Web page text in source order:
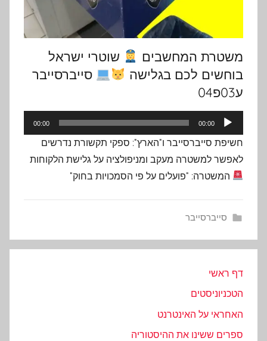
משטרת המחשבים
שוטרי ישראל
בוחשים לכם בגלישה
סייברסייבר
ע03פ04
אודיו
00:00
00:00
חשיפת סייברסייבר ו"הארץ": ספקי תקשורת נדרשים
לאפשר למשטרה מעקב ומניפולציה על גלישת הלקוחות
המשטרה: "פועלים על פי הסמכויות בחוק"
סייברסייבר
דף ראשי
הטכניוניסטים
האחראי על האינטרנט
ספרים ששינו את ההיסטוריה